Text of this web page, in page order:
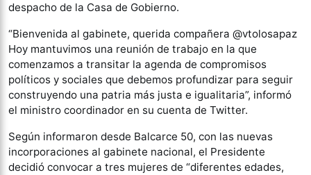
despacho de la Casa de Gobierno.
“Bienvenida al gabinete, querida compañera @vtolosapaz
Hoy mantuvimos una reunión de trabajo en la que
comenzamos a transitar la agenda de compromisos
políticos y sociales que debemos profundizar para seguir
construyendo una patria más justa e igualitaria”, informó
el ministro coordinador en su cuenta de Twitter.
Según informaron desde Balcarce 50, con las nuevas
incorporaciones al gabinete nacional, el Presidente
decidió convocar a tres mujeres de “diferentes edades,